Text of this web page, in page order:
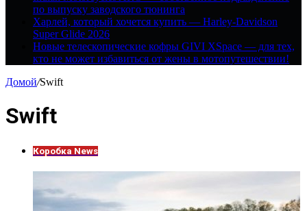
по выпуску заводского тюнинга
Харлей, который хочется купить — Harley-Davidson
Super Glide 2026
Новые телескопические кофры GIVI XSpace — для тех,
кто не может избавиться от жены в мотопутешествии!
Домой/Swift
Swift
Коробка News